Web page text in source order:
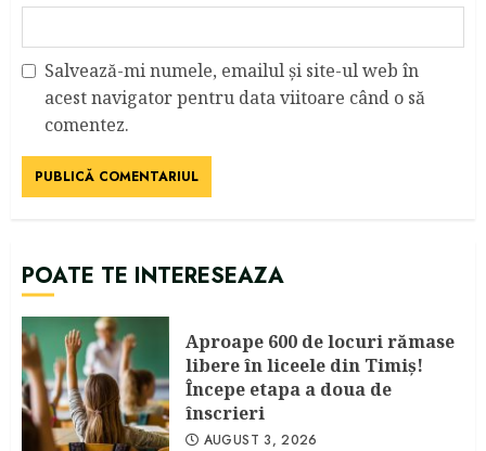
Salvează-mi numele, emailul și site-ul web în
acest navigator pentru data viitoare când o să
comentez.
POATE TE INTERESEAZA
Aproape 600 de locuri rămase
libere în liceele din Timiş!
Începe etapa a doua de
înscrieri
AUGUST 3, 2026